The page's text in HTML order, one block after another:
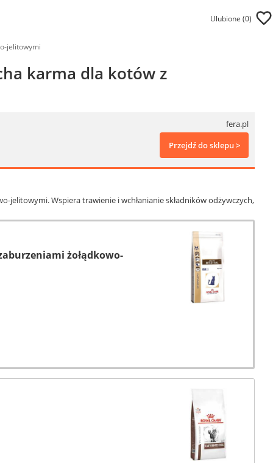
Ulubione (0)
jelitowymi
karma dla kotów z
fera.pl
Przejdź do sklepu >
jelitowymi. Wspiera trawienie i wchłanianie składników odżywczych,
żołądkowo-